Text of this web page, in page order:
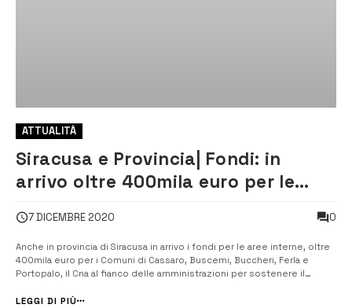
ATTUALITÀ
Siracusa e Provincia| Fondi: in
arrivo oltre 400mila euro per le
7 DICEMBRE 2020 0
Anche in provincia di Siracusa in arrivo i fondi per le aree interne, oltre
400mila euro per i Comuni di Cassaro, Buscemi, Buccheri, Ferla e
Portopalo, il Cna al fianco delle amministrazioni per sostenere il
Consiglio dei Ministri del 24 settembre 2020 pubblicato nella
LEGGI DI PIÙ